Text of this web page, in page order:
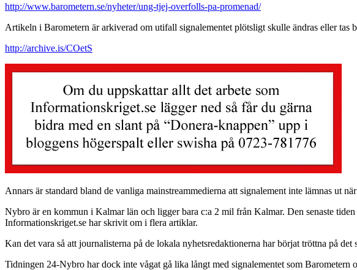
http://www.barometern.se/nyheter/ung-tjej-overfolls-pa-promenad/
Artikeln i Barometern är arkiverad om utifall signalementet plötsligt skulle ändras eller tas
http://archive.is/COetS
Annars är standard bland de vanliga mainstreammedierna att signalement inte lämnas ut
Nybro är en kommun i Kalmar län och ligger bara c:a 2 mil från Kalmar. Den senaste
Informationskriget.se har skrivit om i flera artiklar.
Kan det vara så att journalisterna på de lokala nyhetsredaktionerna har börjat tröttna på
Tidningen 24-Nybro har dock inte vågat gå lika långt med signalementet som Barometern